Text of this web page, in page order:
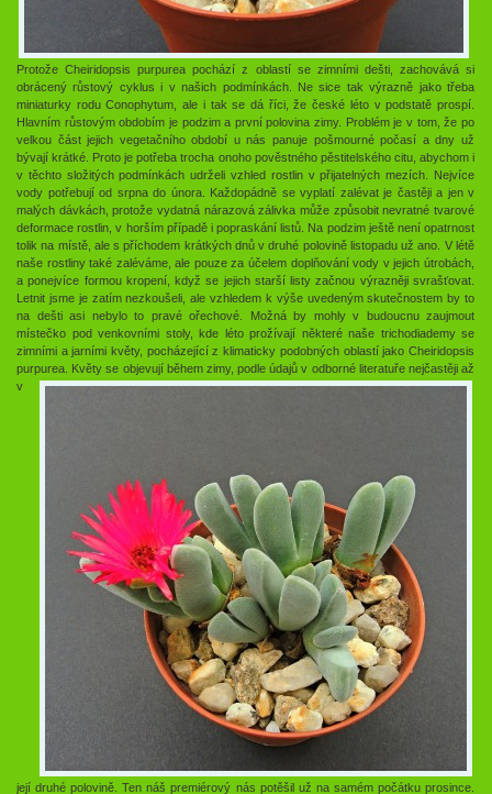
Protože Cheiridopsis purpurea pochází z oblastí se zimními dešti, zachovává si
obrácený růstový cyklus i v našich podmínkách. Ne sice tak výrazně jako třeba
miniaturky rodu Conophytum, ale i tak se dá říci, že české léto v podstatě prospí.
Hlavním růstovým obdobím je podzim a první polovina zimy. Problém je v tom, že po
velkou část jejich vegetačního období u nás panuje pošmourné počasí a dny už
bývají krátké. Proto je potřeba trocha onoho pověstného pěstitelského citu, abychom i
v těchto složitých podmínkách udrželi vzhled rostlin v přijatelných mezích. Nejvíce
vody potřebují od srpna do února. Každopádně se vyplatí zalévat je častěji a jen v
malých dávkách, protože vydatná nárazová zálivka může způsobit nevratné tvarové
deformace rostlin, v horším případě i popraskání listů. Na podzim ještě není opatrnost
tolik na místě, ale s příchodem krátkých dnů v druhé polovině listopadu už ano. V létě
naše rostliny také zaléváme, ale pouze za účelem doplňování vody v jejich útrobách,
a ponejvíce formou kropení, když se jejich starší listy začnou výrazněji svrašťovat.
Letnit jsme je zatím nezkoušeli, ale vzhledem k výše uvedeným skutečnostem by to
na dešti asi nebylo to pravé ořechové. Možná by mohly v budoucnu zaujmout
místečko pod venkovními stoly, kde léto prožívají některé naše trichodiademy se
zimními a jarními květy, pocházející z klimaticky podobných oblastí jako Cheiridopsis
purpurea. Květy se objevují během zimy, podle údajů v odborné literatuře nejčastěji až
v
její druhé polovině. Ten náš premiérový nás potěšil už na samém počátku prosince.